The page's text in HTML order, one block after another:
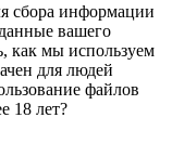
сбора информации
вашего
как мы используем
для людей
файлов
18 лет?